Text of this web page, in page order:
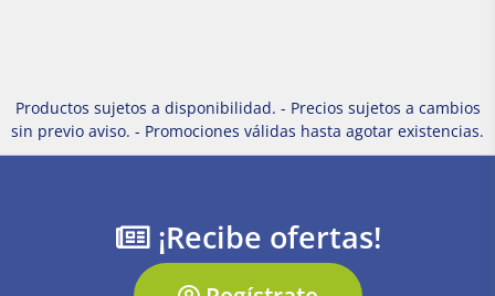
Productos sujetos a disponibilidad. - Precios sujetos a cambios
sin previo aviso. - Promociones válidas hasta agotar existencias.
¡Recibe ofertas!